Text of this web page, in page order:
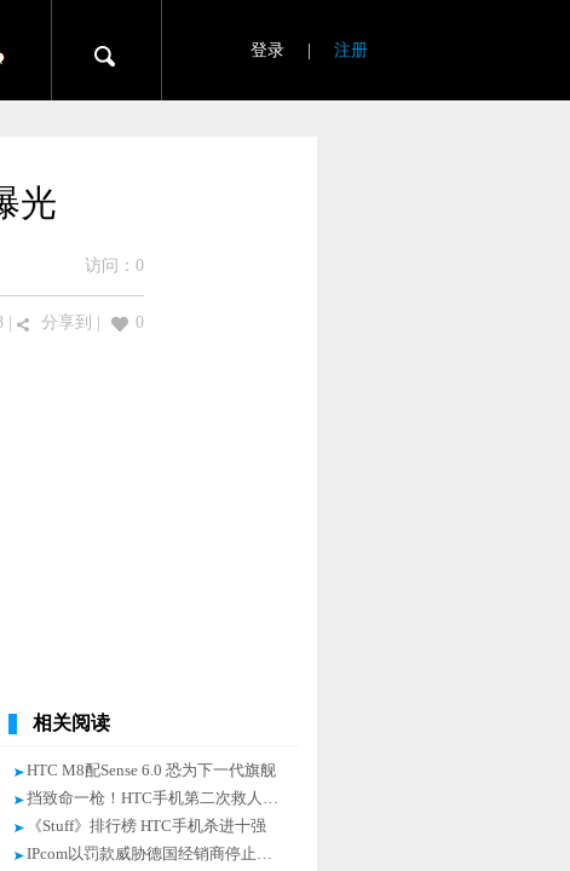
登录 注册
光
访问： 0
| 分享到 0
相关阅读
HTC M8配Sense 6.0 恐为下一代旗舰
挡致命一枪！HTC手机第二次救人一命
《Stuff》排行榜 HTC手机杀进十强
IPcom以罚款威胁德国经销商停止销售HTC手机